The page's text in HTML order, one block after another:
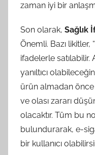
zaman iyi bir
Son olarak, Sağlık
Önemli. Bazı likitler,
ifadelerle
yanıltıcı
ürün almadan
ve olası zararı
olacaktır. Tüm bu
bulundurarak, e-
bir kullanıcı